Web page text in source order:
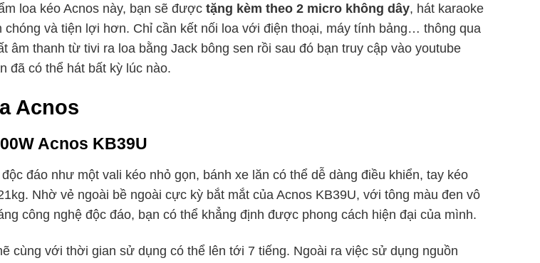
loa kéo Acnos này, bạn sẽ được tặng kèm theo 2 micro không dây, hát karaoke
chóng và tiện lợi hơn. Chỉ cần kết nối loa với điện thoại, máy tính bảng… thông qua
âm thanh từ tivi ra loa bằng Jack bông sen rồi sau đó bạn truy cập vào youtube
đã có thể hát bất kỳ lúc nào.
Acnos
Acnos KB39U
đáo như một vali kéo nhỏ gọn, bánh xe lăn có thể dễ dàng điều khiển, tay kéo
Nhờ vẻ ngoài bề ngoài cực kỳ bắt mắt của Acnos KB39U, với tông màu đen vô
công nghệ độc đáo, bạn có thể khẳng định được phong cách hiện đại của mình.
cùng với thời gian sử dụng có thể lên tới 7 tiếng. Ngoài ra việc sử dụng nguồn